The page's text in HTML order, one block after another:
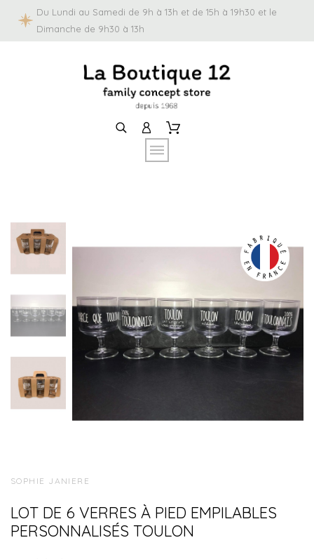
Du Lundi au Samedi de 9h à 13h et de 15h à 19h30 et le
Dimanche de 9h30 à 13h
SOPHIE JANIERE
LOT DE 6 VERRES À PIED EMPILABLES
PERSONNALISÉS TOULON